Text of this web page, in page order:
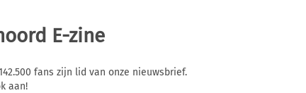
E-zine
fans zijn lid van onze nieuwsbrief.
aan!